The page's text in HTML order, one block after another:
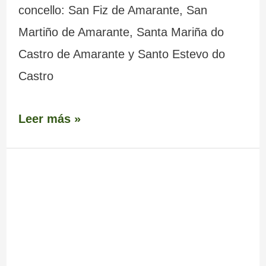
concello: San Fiz de Amarante, San
Martiño de Amarante, Santa Mariña do
Castro de Amarante y Santo Estevo do
Castro
Leer más »